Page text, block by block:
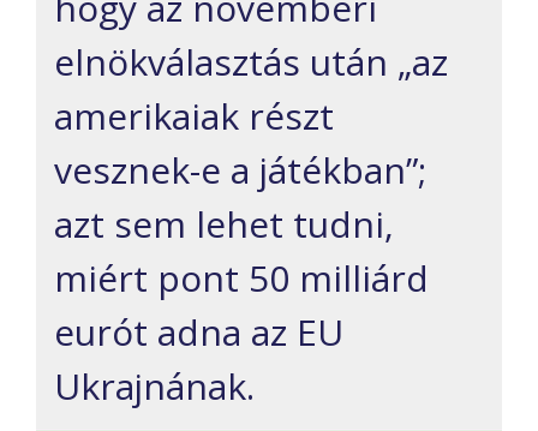
elnökválasztás után „az
amerikaiak részt
vesznek-e a játékban”;
azt sem lehet tudni,
miért pont 50 milliárd
eurót adna az EU
Ukrajnának.